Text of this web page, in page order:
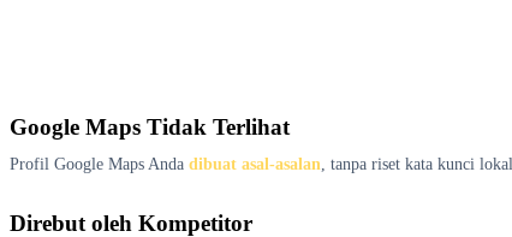
Google Maps Tidak Terlihat
Profil Google Maps Anda dibuat asal-asalan, tanpa riset kata kunci
Direbut oleh Kompetitor